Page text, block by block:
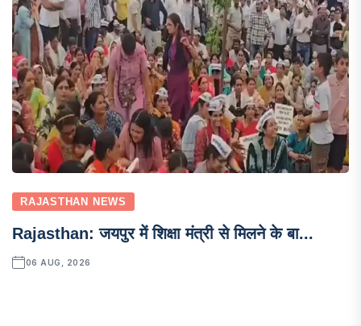
RAJASTHAN NEWS
Rajasthan: जयपुर में शिक्षा मंत्री से मिलने के बा...
06 AUG, 2026